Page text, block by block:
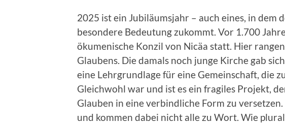
2025 ist ein Jubiläumsjahr – auch eines, in dem
besondere Bedeutung zukommt. Vor 1.700
ökumenische Konzil von Nicäa statt. Hier
Glaubens. Die damals noch junge Kirche gab
eine Lehrgrundlage für eine Gemeinschaft, die
Gleichwohl war und ist es ein fragiles Projekt,
Glauben in eine verbindliche Form zu
und kommen dabei nicht alle zu Wort. Wie